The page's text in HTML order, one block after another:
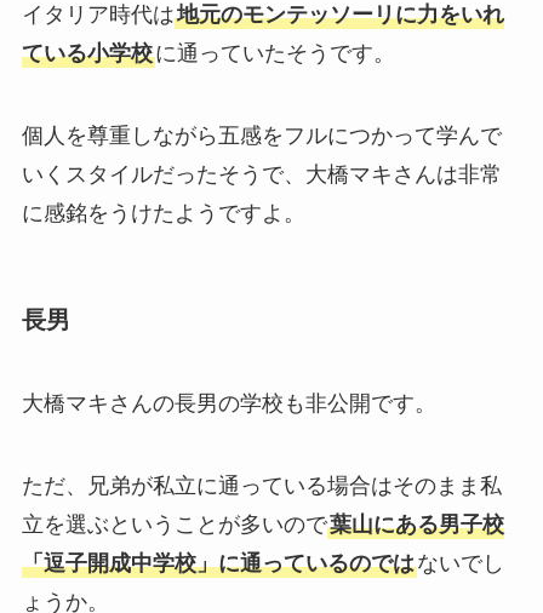
イタリア時代は地元のモンテッソーリに力をいれ
ている小学校に通っていたそうです。
個人を尊重しながら五感をフルにつかって学んで
いくスタイルだったそうで、大橋マキさんは非常
に感銘をうけたようですよ。
長男
大橋マキさんの長男の学校も非公開です。
ただ、兄弟が私立に通っている場合はそのまま私
立を選ぶということが多いので葉山にある男子校
「逗子開成中学校」に通っているのではないでし
ょうか。